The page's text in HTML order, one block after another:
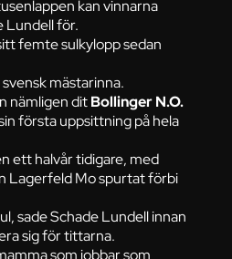
kan vinnarna
Lundell för.
femte sulkylopp sedan
mästarinna.
nämligen ditBollinger N.O.
första uppsittning på hela
ett halvår tidigare, med
Lagerfeld Mo spurtat förbi
sade Schade Lundell innan
sig för tittarna.
som jobbar som